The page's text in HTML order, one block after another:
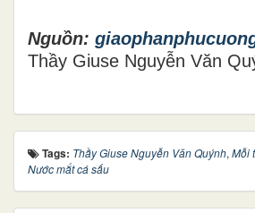
Nguồn:
Thầy Giuse Nguyễn Văn
Tags: Thầy Giuse Nguyễn Văn Quýnh, Mỗi
Nước mắt cá sấu